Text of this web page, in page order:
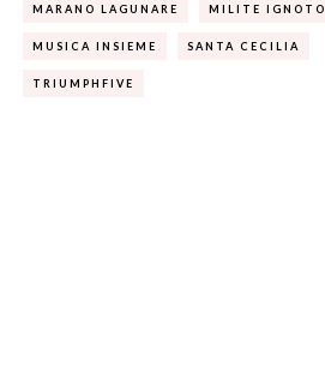
MARANO LAGUNARE MILITE IGNOTO
MUSICA INSIEME SANTA CECILIA
TRIUMPHFIVE